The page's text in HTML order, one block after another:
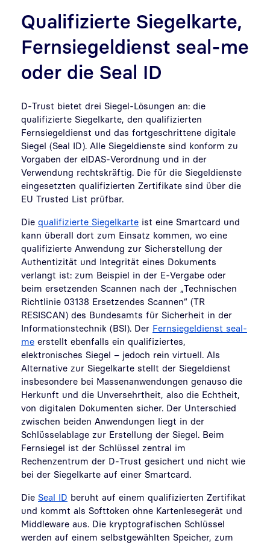
Qualifizierte Siegelkarte,
Fernsiegeldienst seal-me
oder die Seal ID
D-Trust bietet drei Siegel-Lösungen an: die
qualifizierte Siegelkarte, den qualifizierten
Fernsiegeldienst und das fortgeschrittene digitale
Siegel (Seal ID). Alle Siegeldienste sind konform zu
Vorgaben der eIDAS-Verordnung und in der
Verwendung rechtskräftig. Die für die Siegeldienste
eingesetzten qualifizierten Zertifikate sind über die
EU Trusted List prüfbar.
Die qualifizierte Siegelkarte ist eine Smartcard und
kann überall dort zum Einsatz kommen, wo eine
qualifizierte Anwendung zur Sicherstellung der
Authentizität und Integrität eines Dokuments
verlangt ist: zum Beispiel in der E-Vergabe oder
beim ersetzenden Scannen nach der „Technischen
Richtlinie 03138 Ersetzendes Scannen“ (TR
RESISCAN) des Bundesamts für Sicherheit in der
Informationstechnik (BSI). Der Fernsiegeldienst seal-
me erstellt ebenfalls ein qualifiziertes,
elektronisches Siegel – jedoch rein virtuell. Als
Alternative zur Siegelkarte stellt der Siegeldienst
insbesondere bei Massenanwendungen genauso die
Herkunft und die Unversehrtheit, also die Echtheit,
von digitalen Dokumenten sicher. Der Unterschied
zwischen beiden Anwendungen liegt in der
Schlüsselablage zur Erstellung der Siegel. Beim
Fernsiegel ist der Schlüssel zentral im
Rechenzentrum der D-Trust gesichert und nicht wie
bei der Siegelkarte auf einer Smartcard.
Die Seal ID beruht auf einem qualifizierten Zertifikat
und kommt als Softtoken ohne Kartenlesegerät und
Middleware aus. Die kryptografischen Schlüssel
werden auf einem selbstgewählten Speicher, zum